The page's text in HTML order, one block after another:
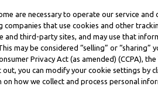
a solução
business
are necessary to operate our service and
that use cookies and other
third-party sites, and may use that
may be considered “selling” or “sharing”
Privacy Act (as amended) (CCPA),
you can modify your cookie settings by
how we collect and process personal